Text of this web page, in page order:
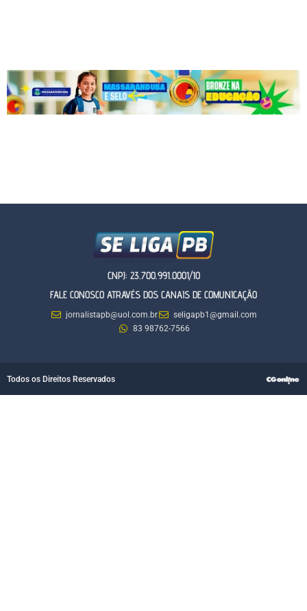
CNPJ: 23.700.991.0001/10
FALE CONOSCO ATRAVÉS DOS CANAIS DE COMUNICAÇÃO
jornalistapb@uol.com.br
seligapb1@gmail.com
83 98762-7566
Todos os Direitos Reservados